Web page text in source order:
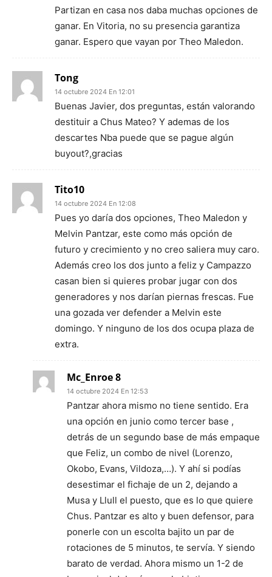
Partizan en casa nos daba muchas opciones de
ganar. En Vitoria, no su presencia garantiza
ganar. Espero que vayan por Theo Maledon.
Tong
14 octubre 2024 En 12:01
Buenas Javier, dos preguntas, están valorando
destituir a Chus Mateo? Y ademas de los
descartes Nba puede que se pague algún
buyout?,gracias
Tito10
14 octubre 2024 En 12:08
Pues yo daría dos opciones, Theo Maledon y
Melvin Pantzar, este como más opción de
futuro y crecimiento y no creo saliera muy caro.
Además creo los dos junto a feliz y Campazzo
casan bien si quieres probar jugar con dos
generadores y nos darían piernas frescas. Fue
una gozada ver defender a Melvin este
domingo. Y ninguno de los dos ocupa plaza de
extra.
Mc_Enroe 8
14 octubre 2024 En 12:53
Pantzar ahora mismo no tiene sentido. Era
una opción en junio como tercer base ,
detrás de un segundo base de más empaque
que Feliz, un combo de nivel (Lorenzo,
Okobo, Evans, Vildoza,…). Y ahí si podías
desestimar el fichaje de un 2, dejando a
Musa y Llull el puesto, que es lo que quiere
Chus. Pantzar es alto y buen defensor, para
ponerle con un escolta bajito un par de
rotaciones de 5 minutos, te servía. Y siendo
barato de verdad. Ahora mismo un 1-2 de